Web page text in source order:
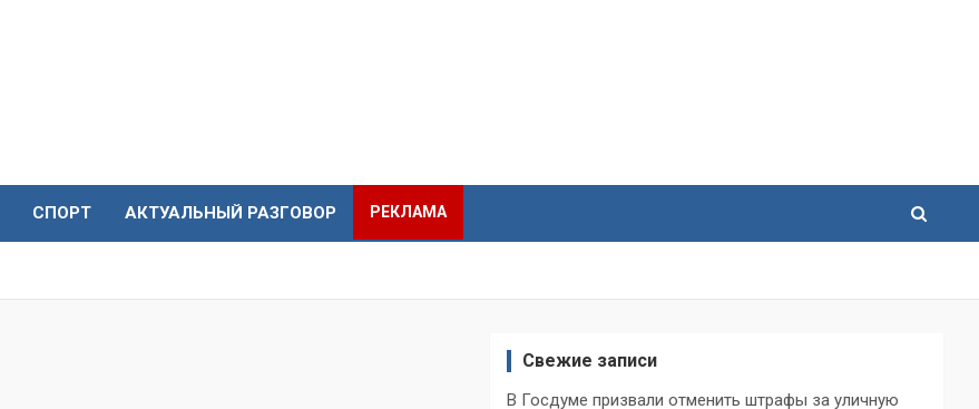
СПОРТ АКТУАЛЬНЫЙ РАЗГОВОР РЕКЛАМА
Свежие записи
В Госдуме призвали отменить штрафы за уличную